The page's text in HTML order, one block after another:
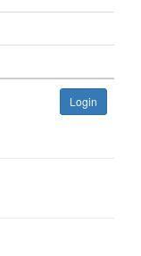
Login